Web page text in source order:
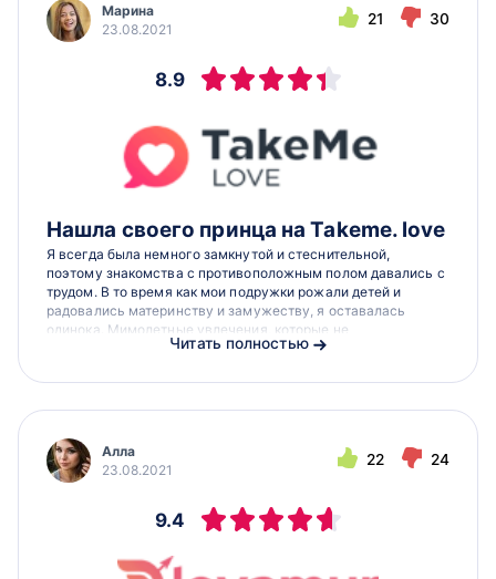
Марина
23.08.2021
21 30
8.9
Нашла своего принца на Takeme. love
Я всегда была немного замкнутой и стеснительной,
поэтому знакомства с противоположным полом давались с
трудом. В то время как мои подружки рожали детей и
радовались материнству и замужеству, я оставалась
одинока. Мимолетные увлечения, которые не
заканчивались ничем серьезным, преследовали меня на...
Читать полностью
Алла
23.08.2021
22 24
9.4